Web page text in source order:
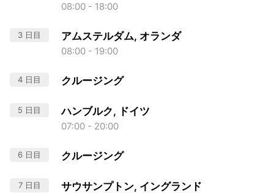
08:00 - 18:00
3 日目 アムステルダム, オランダ
08:00 - 19:00
4 日目 クルージング
5 日目 ハンブルク, ドイツ
07:00 - 20:00
6 日目 クルージング
7 日目 サウサンプトン, イングランド